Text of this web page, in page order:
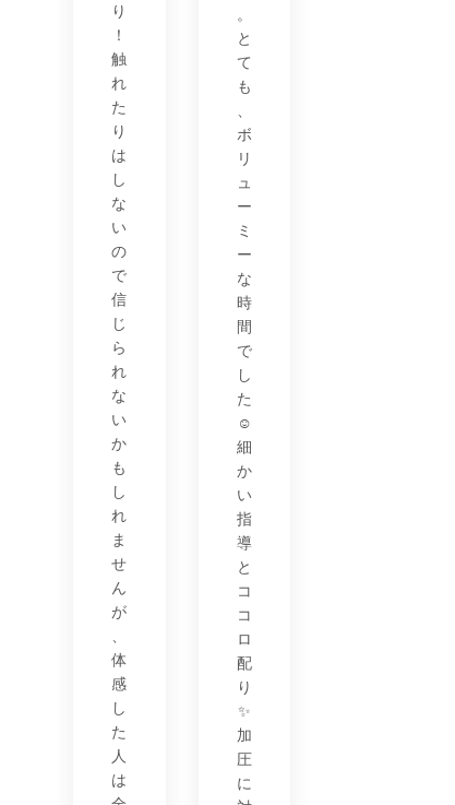
り
！
触
れ
た
り
は
し
な
い
の
で
信
じ
ら
れ
な
い
か
も
し
れ
ま
せ
ん
が
体
感
し
た
人
は
。
と
て
も
ボ
リ
ュ
ー
ミ
ー
な
時
間
で
し
た
☺️
細
か
い
指
導
と
コ
コ
ロ
配
り
✨
加
圧
に